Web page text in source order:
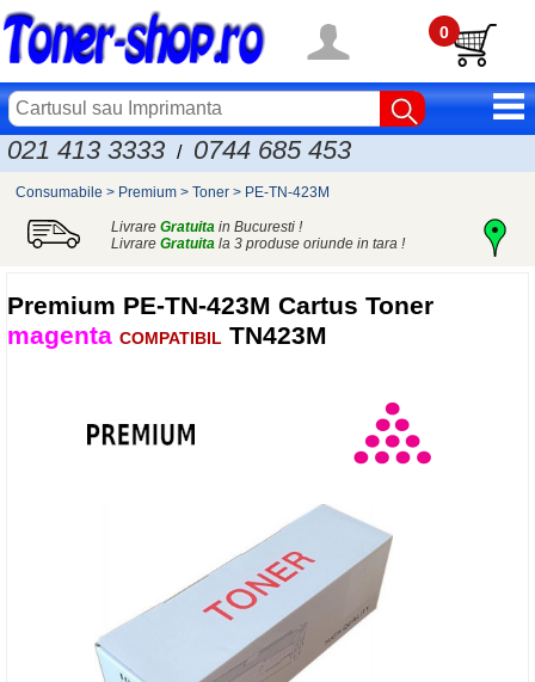
0
021 413 3333 / 0744 685 453
Consumabile > Premium > Toner > PE-TN-423M
Livrare Gratuitain Bucuresti !
Livrare Gratuitala 3 produse oriunde in tara !
Premium PE-TN-423M Cartus Toner
magenta COMPATIBIL TN423M